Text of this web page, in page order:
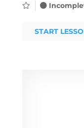
START